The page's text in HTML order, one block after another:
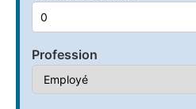
Profession